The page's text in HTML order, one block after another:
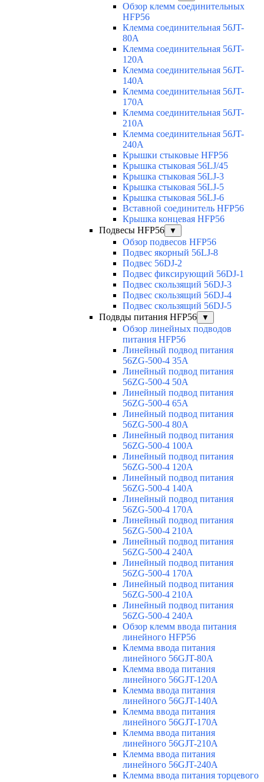
Обзор клемм соединительных
HFP56
Клемма соединительная 56JT-
80A
Клемма соединительная 56JT-
120A
Клемма соединительная 56JT-
140A
Клемма соединительная 56JT-
170A
Клемма соединительная 56JT-
210A
Клемма соединительная 56JT-
240A
Крышки стыковые HFP56
Крышка стыковая 56LJ/45
Крышка стыковая 56LJ-3
Крышка стыковая 56LJ-5
Крышка стыковая 56LJ-6
Вставной соединитель HFP56
Крышка концевая HFP56
Подвесы HFP56
▼
Обзор подвесов HFP56
Подвес якорный 56LJ-8
Подвес 56DJ-2
Подвес фиксирующий 56DJ-1
Подвес скользящий 56DJ-3
Подвес скользящий 56DJ-4
Подвес скользящий 56DJ-5
Подвды питания HFP56
▼
Обзор линейных подводов
питания HFP56
Линейный подвод питания
56ZG-500-4 35A
Линейный подвод питания
56ZG-500-4 50A
Линейный подвод питания
56ZG-500-4 65A
Линейный подвод питания
56ZG-500-4 80A
Линейный подвод питания
56ZG-500-4 100A
Линейный подвод питания
56ZG-500-4 120A
Линейный подвод питания
56ZG-500-4 140A
Линейный подвод питания
56ZG-500-4 170A
Линейный подвод питания
56ZG-500-4 210A
Линейный подвод питания
56ZG-500-4 240A
Линейный подвод питания
56ZG-500-4 170A
Линейный подвод питания
56ZG-500-4 210A
Линейный подвод питания
56ZG-500-4 240A
Обзор клемм ввода питания
линейного HFP56
Клемма ввода питания
линейного 56GJT-80A
Клемма ввода питания
линейного 56GJT-120A
Клемма ввода питания
линейного 56GJT-140A
Клемма ввода питания
линейного 56GJT-170A
Клемма ввода питания
линейного 56GJT-210A
Клемма ввода питания
линейного 56GJT-240A
Клемма ввода питания торцевого